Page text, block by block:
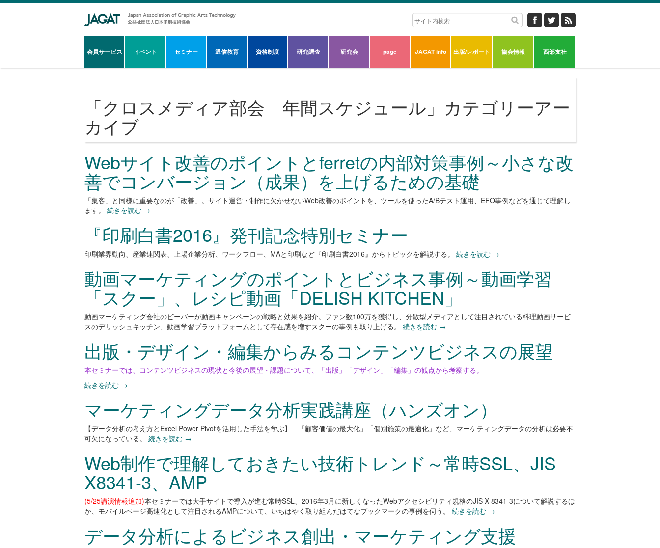
会員サービス イベント セミナー 通信教育 資格制度 研究調査 研究会 page JAGAT info 出版/レポート 協会情報 西部支社
「クロスメディア部会 年間スケジュール 」カテゴリーアー
カイブ
Webサイト改善のポイントとferretの内部対策事例～小さな改
善でコンバージョン（成果）を上げるための基礎
「集客」と同様に重要なのが「改善」。サイト運営・制作に欠かせないWeb改善のポイントを、ツールを使ったA/Bテスト運用、EFO事例などを通じて理解し
ます。 続きを読む →
『印刷白書2016』発刊記念特別セミナー
印刷業界動向、産業連関表、上場企業分析、ワークフロー、MAと印刷など『印刷白書2016』からトピックを解説する。 続きを読む →
動画マーケティングのポイントとビジネス事例～動画学習
「スクー」、レシピ動画「DELISH KITCHEN」
動画マーケティング会社のビーバーが動画キャンペーンの戦略と効果を紹介。ファン数100万を獲得し、分散型メディアとして注目されている料理動画サービ
スのデリッシュキッチン、動画学習プラットフォームとして存在感を増すスクーの事例も取り上げる。 続きを読む →
出版・デザイン・編集からみるコンテンツビジネスの展望
本セミナーでは、コンテンツビジネスの現状と今後の展望・課題について、「出版」「デザイン」「編集」の観点から考察する。
続きを読む →
マーケティングデータ分析実践講座（ハンズオン）
【データ分析の考え方とExcel Power Pivotを活用した手法を学ぶ】 「顧客価値の最大化」「個別施策の最適化」など、マーケティングデータの分析は必要不
可欠になっている。 続きを読む →
Web制作で理解しておきたい技術トレンド～常時SSL、JIS
X8341-3、AMP
(5/25講演情報追加)本セミナーでは大手サイトで導入が進む常時SSL、2016年3月に新しくなったWebアクセシビリティ規格のJIS X 8341-3について解説するほ
か、モバイルページ高速化として注目されるAMPについて、いちはやく取り組んだはてなブックマークの事例を伺う。 続きを読む →
データ分析によるビジネス創出・マーケティング支援